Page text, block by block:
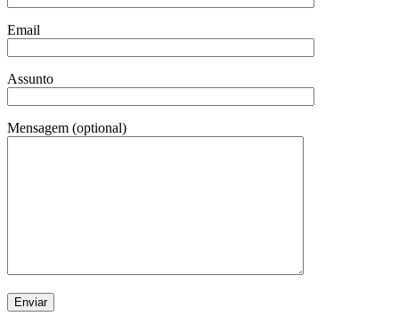
Email
Assunto
Mensagem (optional)